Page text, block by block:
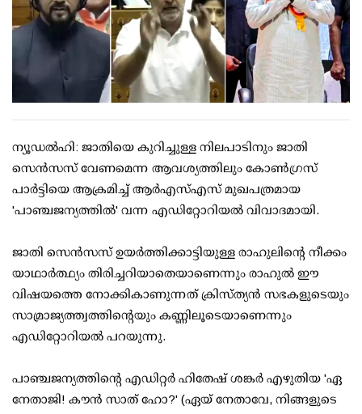
ന്യൂഡല്‍ഹി: ജാതിയെ കുറിച്ചുള്ള നിലപാടിനും ജാതി
സെന്‍സസ് വേണമെന്ന ആവശ്യത്തിലും കോണ്‍ഗ്രസ്
പാര്‍ട്ടിയെ ആക്രമിച്ച് ആര്‍എസ്എസ് മുഖപത്രമായ
'പാഞ്ചജന്യത്തില്‍' വന്ന എഡിറ്റോറിയല്‍ വിവാദമായി.
ജാതി സെന്‍സസ് ഉയര്‍ത്തിക്കാട്ടിയുള്ള രാഹുലിന്റെ നീക്കം
യാഥാര്‍ത്ഥ്യം തിരിച്ചറിയാതെയാണെന്നും രാഹുല്‍ ഈ
വിഷയത്തെ നോക്കികാണുന്നത് ക്രിസ്ത്യന്‍ സഭകളുടെയും
സാമ്രാജ്യത്ത്വത്തിന്റെയും കണ്ണിലൂടെയാണെന്നും
എഡിറ്റോറിയല്‍ പറയുന്നു.
പാഞ്ചജന്യത്തിന്റെ എഡിറ്റര്‍ ഹിതേഷ് ശങ്കര്‍ എഴുതിയ 'ഏ
നേതാജി! കൗന്‍ സാത് ഹോ?' (ഏയ് നേതാവേ, നിങ്ങളുടെ